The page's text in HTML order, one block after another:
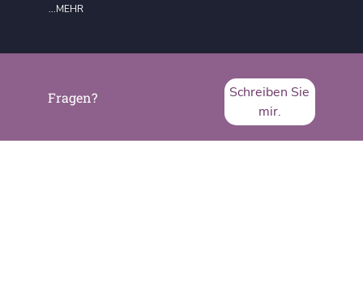
Fragen?
Schreiben Sie
mir.
DATENSCHUTZ
...MEHR